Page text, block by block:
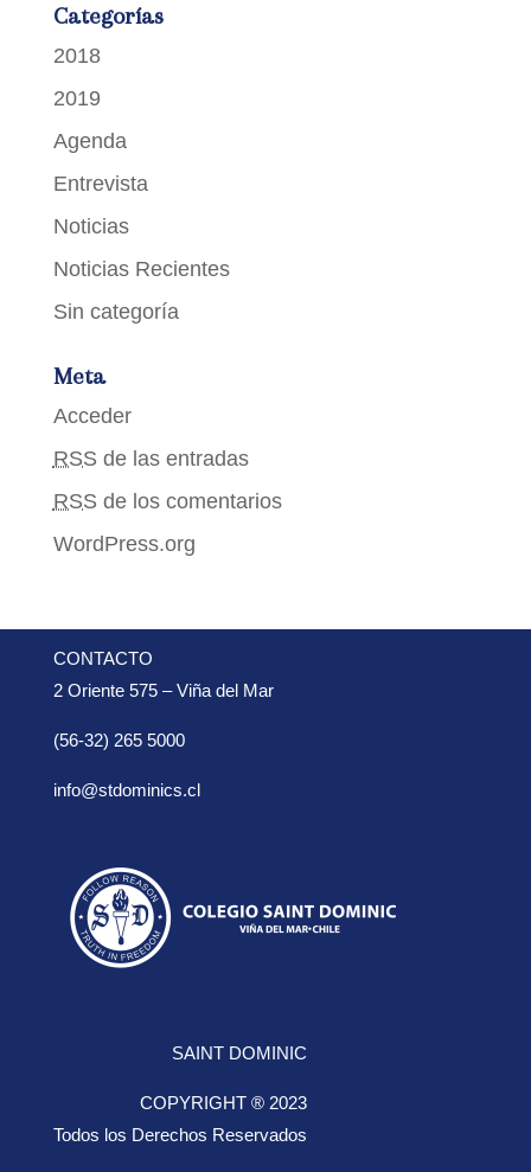
Categorías
2018
2019
Agenda
Entrevista
Noticias
Noticias Recientes
Sin categoría
Meta
Acceder
RSS de las entradas
RSS de los comentarios
WordPress.org
CONTACTO
2 Oriente 575 – Viña del Mar
(56-32) 265 5000
info@stdominics.cl
SAINT DOMINIC
COPYRIGHT ® 2023
Todos los Derechos Reservados